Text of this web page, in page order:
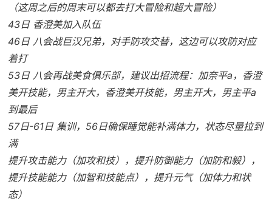
（这周之后的周末可以都去打大冒险和超大冒险）
43日 香澄美加入队伍
46日 八会战巨汉兄弟，对手防攻交替，这边可以攻防对应
着打
53日 八会再战美食俱乐部，建议出招流程：加奈平a，香澄
美开技能，男主开大，香澄美开技能，男主开大，男主平a
到最后
57日-61日 集训，56日确保睡觉能补满体力，状态尽量拉到
满
提升攻击能力（加攻和技），提升防御能力（加防和毅），
提升技能能力（加智和技能点），提升元气（加体力和状
态）